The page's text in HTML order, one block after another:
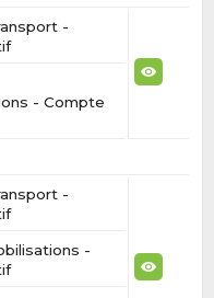
-
- Compte
-
-